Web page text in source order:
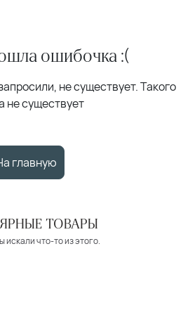
ошибочка :(
не существует. Такого
не существует
главную
ТОВАРЫ
искали что-то из этого.